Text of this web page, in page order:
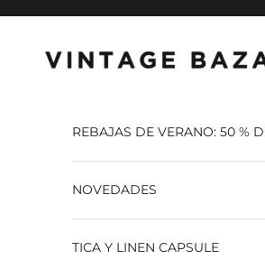
Vintage Bazaar
REBAJAS DE VERANO: 50 %
NOVEDADES
TICA Y LINEN CAPSULE